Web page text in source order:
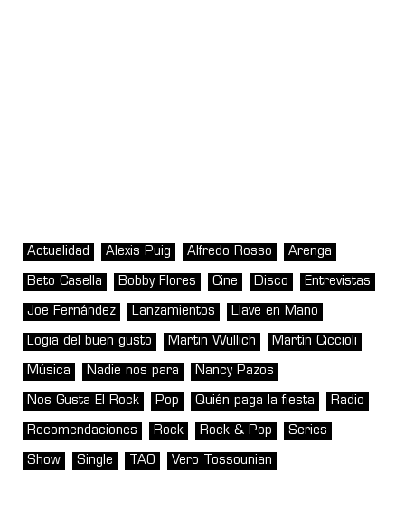
Actualidad Alexis Puig Alfredo Rosso Arenga
Beto Casella Bobby Flores Cine Disco Entrevistas
Joe Fernández Lanzamientos Llave en Mano
Logia del buen gusto Martin Wullich Martín Ciccioli
Música Nadie nos para Nancy Pazos
Nos Gusta El Rock Pop Quién paga la fiesta Radio
Recomendaciones Rock Rock & Pop Series
Show Single TAO Vero Tossounian